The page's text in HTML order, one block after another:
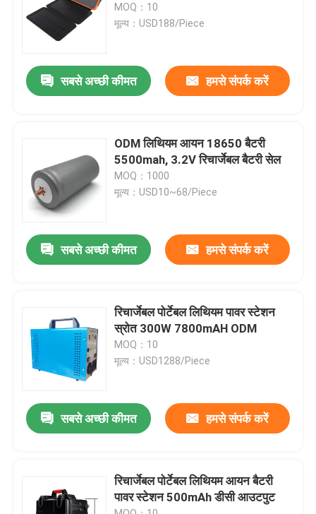
वीडियो
हमारे बारे में
गुणवत्ता नियंत्रण
संपर्क करें
एक उद्धरण का अनुरोध करें
लिथियम आयरन फॉस्फेट बैटरी सेल
MOQ：10
मूल्य：USD188/Piece
सबसे अच्छी कीमत हमसे संपर्क करें
ODM लिथियम आयन 18650 बैटरी
5500mah, 3.2V रिचार्जेबल बैटरी सेल
MOQ：1000
मूल्य：USD10~68/Piece
सबसे अच्छी कीमत हमसे संपर्क करें
रिचार्जेबल पोर्टेबल लिथियम पावर स्टेशन
स्रोत 300W 7800mAH ODM
MOQ：10
मूल्य：USD1288/Piece
सबसे अच्छी कीमत हमसे संपर्क करें
रिचार्जेबल पोर्टेबल लिथियम आयन बैटरी
पावर स्टेशन 500mAh डीसी आउटपुट